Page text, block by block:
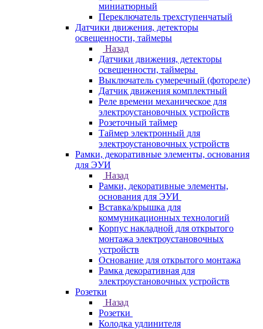
миниатюрный
Переключатель трехступенчатый
Датчики движения, детекторы
освещенности, таймеры
Назад
Датчики движения, детекторы
освещенности, таймеры
Выключатель сумеречный (фотореле)
Датчик движения комплектный
Реле времени механическое для
электроустановочных устройств
Розеточный таймер
Таймер электронный для
электроустановочных устройств
Рамки, декоративные элементы, основания
для ЭУИ
Назад
Рамки, декоративные элементы,
основания для ЭУИ
Вставка/крышка для
коммуникационных технологий
Корпус накладной для открытого
монтажа электроустановочных
устройств
Основание для открытого монтажа
Рамка декоративная для
электроустановочных устройств
Розетки
Назад
Розетки
Колодка удлинителя